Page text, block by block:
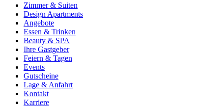
Zimmer & Suiten
Design Apartments
Angebote
Essen & Trinken
Beauty & SPA
Ihre Gastgeber
Feiern & Tagen
Events
Gutscheine
Lage & Anfahrt
Kontakt
Karriere